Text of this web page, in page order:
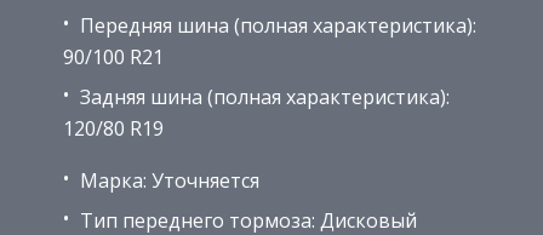
Передняя шина (полная характеристика):
90/100 R21
Задняя шина (полная характеристика):
120/80 R19
Марка: Уточняется
Тип переднего тормоза: Дисковый